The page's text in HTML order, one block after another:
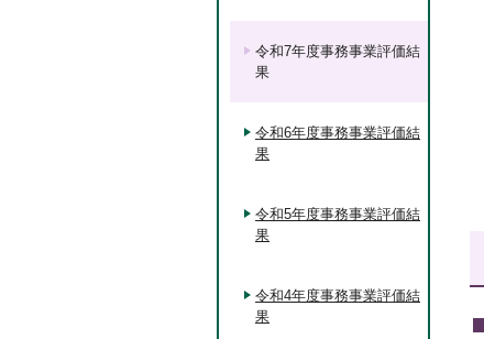
令和7年度事務事業評価結
果
令和6年度事務事業評価結
果
令和5年度事務事業評価結
果
令和4年度事務事業評価結
果